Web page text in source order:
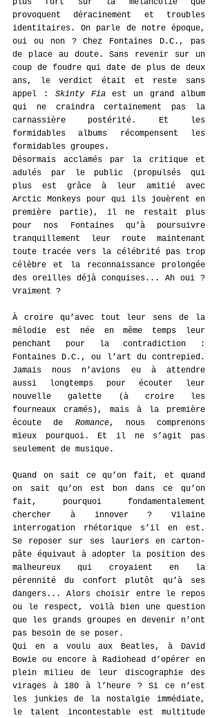
plus fort sur la mélancolie que
provoquent déracinement et troubles
identitaires. On parle de notre époque,
oui ou non ? Chez Fontaines D.C., pas
de place au doute. Sans revenir sur un
coup de foudre qui date de plus de deux
ans, le verdict était et reste sans
appel : Skinty Fia est un grand album
qui ne craindra certainement pas la
carnassière postérité. Et les
formidables albums récompensent les
formidables groupes.
Désormais acclamés par la critique et
adulés par le public (propulsés qui
plus est grâce à leur amitié avec
Arctic Monkeys pour qui ils jouèrent en
première partie), il ne restait plus
pour nos Fontaines qu’à poursuivre
tranquillement leur route maintenant
toute tracée vers la célébrité pas trop
célèbre et la reconnaissance prolongée
des oreilles déjà conquises... Ah oui ?
Vraiment ?
À croire qu’avec tout leur sens de la
mélodie est née en même temps leur
penchant pour la contradiction :
Fontaines D.C., ou l’art du contrepied.
Jamais nous n’avions eu à attendre
aussi longtemps pour écouter leur
nouvelle galette (à croire les
fourneaux cramés), mais à la première
écoute de Romance, nous comprenons
mieux pourquoi. Et il ne s’agit pas
seulement de musique.
Quand on sait ce qu’on fait, et quand
on sait qu’on est bon dans ce qu’on
fait, pourquoi fondamentalement
chercher à innover ? Vilaine
interrogation rhétorique s’il en est.
Se reposer sur ses lauriers en carton-
pâte équivaut à adopter la position des
malheureux qui croyaient en la
pérennité du confort plutôt qu’à ses
dangers... Alors choisir entre le repos
ou le respect, voilà bien une question
que les grands groupes en devenir n’ont
pas besoin de se poser.
Qui en a voulu aux Beatles, à David
Bowie ou encore à Radiohead d’opérer en
plein milieu de leur discographie des
virages à 180 à l’heure ? Si ce n’est
les junkies de la nostalgie immédiate,
le talent incontestable est multitude